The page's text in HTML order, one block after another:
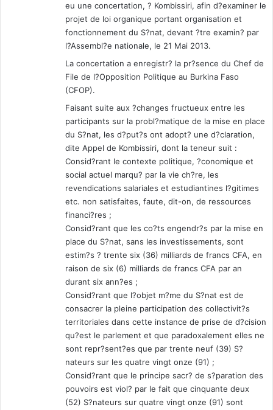
eu une concertation, ? Kombissiri, afin d?examiner le
projet de loi organique portant organisation et
fonctionnement du S?nat, devant ?tre examin? par
l?Assembl?e nationale, le 21 Mai 2013.
La concertation a enregistr? la pr?sence du Chef de
File de l?Opposition Politique au Burkina Faso
(CFOP).
Faisant suite aux ?changes fructueux entre les
participants sur la probl?matique de la mise en place
du S?nat, les d?put?s ont adopt? une d?claration,
dite Appel de Kombissiri, dont la teneur suit :
Consid?rant le contexte politique, ?conomique et
social actuel marqu? par la vie ch?re, les
revendications salariales et estudiantines l?gitimes
etc. non satisfaites, faute, dit-on, de ressources
financi?res ;
Consid?rant que les co?ts engendr?s par la mise en
place du S?nat, sans les investissements, sont
estim?s ? trente six (36) milliards de francs CFA, en
raison de six (6) milliards de francs CFA par an
durant six ann?es ;
Consid?rant que l?objet m?me du S?nat est de
consacrer la pleine participation des collectivit?s
territoriales dans cette instance de prise de d?cision
qu?est le parlement et que paradoxalement elles ne
sont repr?sent?es que par trente neuf (39) S?
nateurs sur les quatre vingt onze (91) ;
Consid?rant que le principe sacr? de s?paration des
pouvoirs est viol? par le fait que cinquante deux
(52) S?nateurs sur quatre vingt onze (91) sont